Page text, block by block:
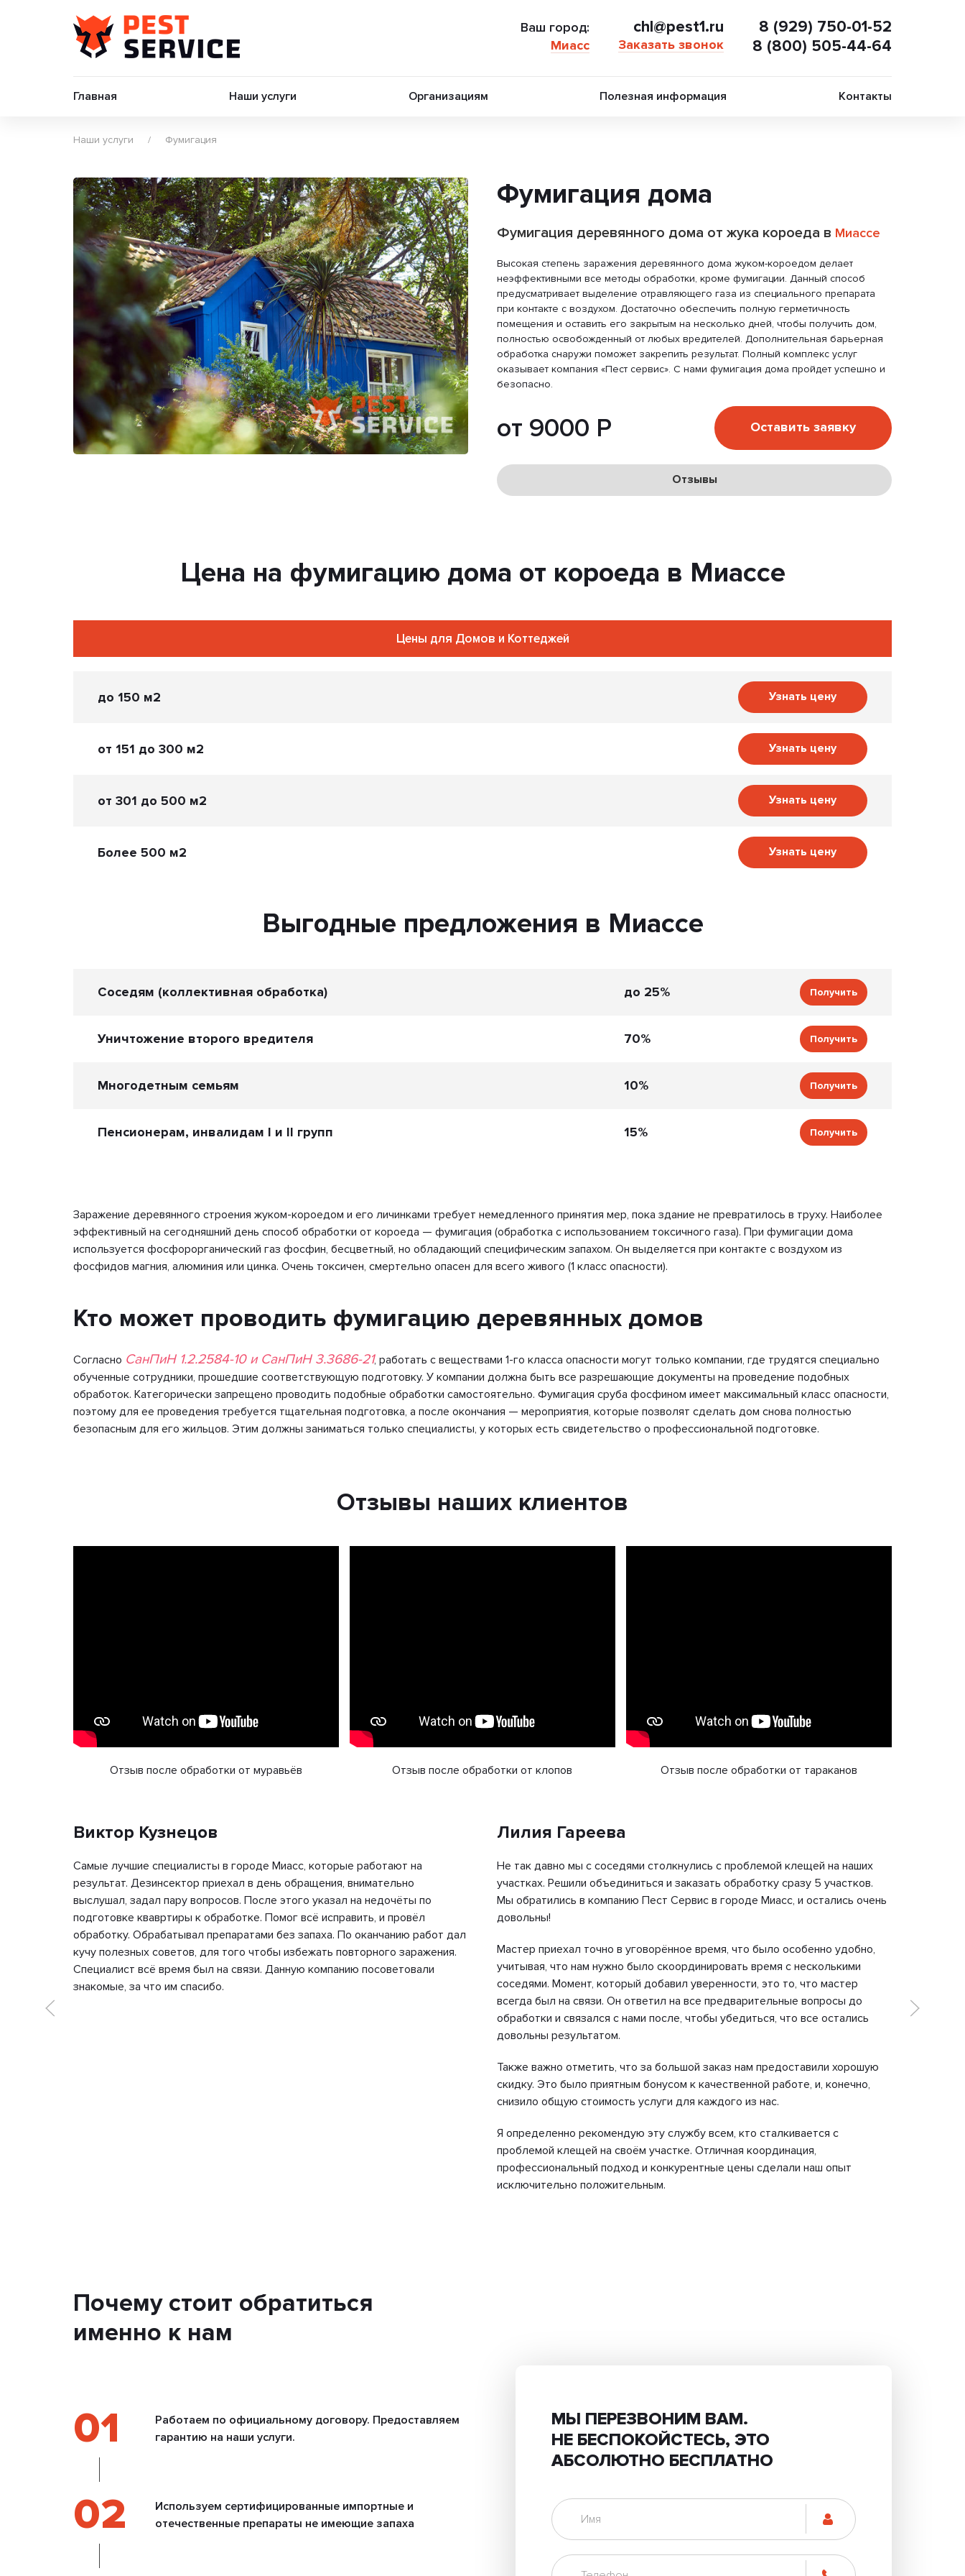
Ваш город:
Миасс
chl@pest1.ru
Заказать звонок
8 (929) 750-01-52
8 (800) 505-44-64
Главная Наши услуги Организациям Полезная информация Контакты
Наши услуги Фумигация
Фумигация дома
Фумигация деревянного дома от жука короеда в Миассе
Высокая степень заражения деревянного дома жуком-короедом делает
неэффективными все методы обработки, кроме фумигации. Данный способ
предусматривает выделение отравляющего газа из специального препарата
при контакте с воздухом. Достаточно обеспечить полную герметичность
помещения и оставить его закрытым на несколько дней, чтобы получить дом,
полностью освобожденный от любых вредителей. Дополнительная барьерная
обработка снаружи поможет закрепить результат. Полный комплекс услуг
оказывает компания «Пест сервис». С нами фумигация дома пройдет успешно и
безопасно.
от 9000 Р Оставить заявку
Отзывы
Цена на фумигацию дома от короеда в Миассе
Цены для Домов и Коттеджей
до 150 м2 Узнать цену
от 151 до 300 м2 Узнать цену
от 301 до 500 м2 Узнать цену
Более 500 м2 Узнать цену
Выгодные предложения в Миассе
Соседям (коллективная обработка) до 25% Получить
Уничтожение второго вредителя 70% Получить
Многодетным семьям 10% Получить
Пенсионерам, инвалидам I и II групп 15% Получить
Заражение деревянного строения жуком-короедом и его личинками требует немедленного принятия мер, пока здание не превратилось в труху. Наиболее
эффективный на сегодняшний день способ обработки от короеда — фумигация (обработка с использованием токсичного газа). При фумигации дома
используется фосфорорганический газ фосфин, бесцветный, но обладающий специфическим запахом. Он выделяется при контакте с воздухом из
фосфидов магния, алюминия или цинка. Очень токсичен, смертельно опасен для всего живого (1 класс опасности).
Кто может проводить фумигацию деревянных домов
Согласно СанПиН 1.2.2584-10 и СанПиН 3.3686-21, работать с веществами 1-го класса опасности могут только компании, где трудятся специально
обученные сотрудники, прошедшие соответствующую подготовку. У компании должна быть все разрешающие документы на проведение подобных
обработок. Категорически запрещено проводить подобные обработки самостоятельно. Фумигация сруба фосфином имеет максимальный класс опасности,
поэтому для ее проведения требуется тщательная подготовка, а после окончания — мероприятия, которые позволят сделать дом снова полностью
безопасным для его жильцов. Этим должны заниматься только специалисты, у которых есть свидетельство о профессиональной подготовке.
Отзывы наших клиентов
Отзыв после обработки от муравьёв Отзыв после обработки от клопов Отзыв после обработки от тараканов
Виктор Кузнецов
Самые лучшие специалисты в городе Миасс, которые работают на
результат. Дезинсектор приехал в день обращения, внимательно
выслушал, задал пару вопросов. После этого указал на недочёты по
подготовке квавртиры к обработке. Помог всё исправить, и провёл
обработку. Обрабатывал препаратами без запаха. По оканчанию работ дал
кучу полезных советов, для того чтобы избежать повторного заражения.
Специалист всё время был на связи. Данную компанию посоветовали
знакомые, за что им спасибо.
Лилия Гареева
Не так давно мы с соседями столкнулись с проблемой клещей на наших
участках. Решили объединиться и заказать обработку сразу 5 участков.
Мы обратились в компанию Пест Сервис в городе Миасс, и остались очень
довольны!
Мастер приехал точно в уговорённое время, что было особенно удобно,
учитывая, что нам нужно было скоординировать время с несколькими
соседями. Момент, который добавил уверенности, это то, что мастер
всегда был на связи. Он ответил на все предварительные вопросы до
обработки и связался с нами после, чтобы убедиться, что все остались
довольны результатом.
Также важно отметить, что за большой заказ нам предоставили хорошую
скидку. Это было приятным бонусом к качественной работе, и, конечно,
снизило общую стоимость услуги для каждого из нас.
Я определенно рекомендую эту службу всем, кто сталкивается с
проблемой клещей на своём участке. Отличная координация,
профессиональный подход и конкурентные цены сделали наш опыт
исключительно положительным.
Почему стоит обратиться
именно к нам
01
Работаем по официальному договору. Предоставляем
гарантию на наши услуги.
02
Используем сертифицированные импортные и
отечественные препараты не имеющие запаха
МЫ ПЕРЕЗВОНИМ ВАМ.
НЕ БЕСПОКОЙСТЕСЬ, ЭТО
АБСОЛЮТНО БЕСПЛАТНО